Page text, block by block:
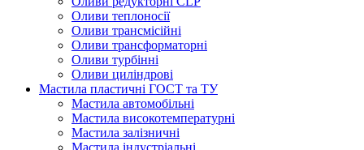
Оливи теплоносії
Оливи трансмісійні
Оливи трансформаторні
Оливи турбінні
Оливи циліндрові
Мастила пластичні ГОСТ та ТУ
Мастила автомобільні
Мастила високотемпературні
Мастила залізничні
Мастила індустріальні